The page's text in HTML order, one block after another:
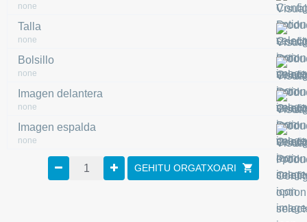
none
Talla
none
Bolsillo
none
Imagen delantera
none
Imagen espalda
none
GEHITU ORGATXOARI